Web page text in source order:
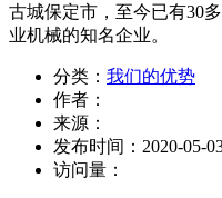
古城保定市，至今已有30
业机械的知名企业。
分类： 我们的优势
作者：
来源：
发布时间： 2020-05-
访问量：